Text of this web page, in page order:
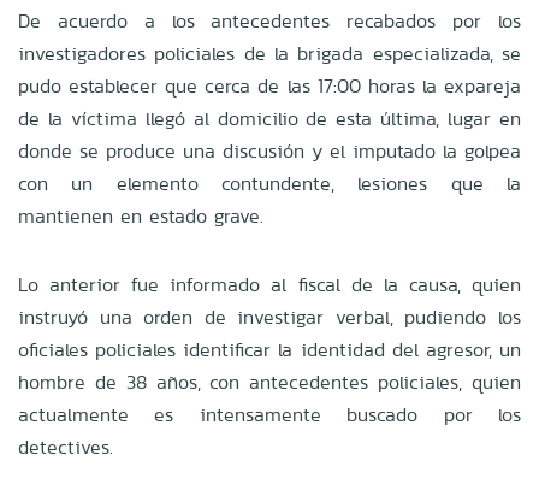
De acuerdo a los antecedentes recabados por los
investigadores policiales de la brigada especializada, se
pudo establecer que cerca de las 17:00 horas la expareja
de la víctima llegó al domicilio de esta última, lugar en
donde se produce una discusión y el imputado la golpea
con un elemento contundente, lesiones que la
mantienen en estado grave.
Lo anterior fue informado al fiscal de la causa, quien
instruyó una orden de investigar verbal, pudiendo los
oficiales policiales identificar la identidad del agresor, un
hombre de 38 años, con antecedentes policiales, quien
actualmente es intensamente buscado por los
detectives.